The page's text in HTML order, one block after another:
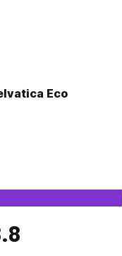
Eco